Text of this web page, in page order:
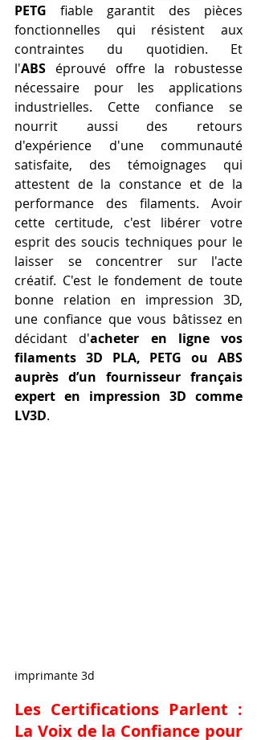
PETG fiable garantit des pièces
fonctionnelles qui résistent aux
contraintes du quotidien. Et
l'ABS éprouvé offre la robustesse
nécessaire pour les applications
industrielles. Cette confiance se
nourrit aussi des retours
d'expérience d'une communauté
satisfaite, des témoignages qui
attestent de la constance et de la
performance des filaments. Avoir
cette certitude, c'est libérer votre
esprit des soucis techniques pour le
laisser se concentrer sur l'acte
créatif. C'est le fondement de toute
bonne relation en impression 3D,
une confiance que vous bâtissez en
décidant d'acheter en ligne vos
filaments 3D PLA, PETG ou ABS
auprès d’un fournisseur français
expert en impression 3D comme
LV3D.
imprimante 3d
Les Certifications Parlent :
La Voix de la Confiance pour